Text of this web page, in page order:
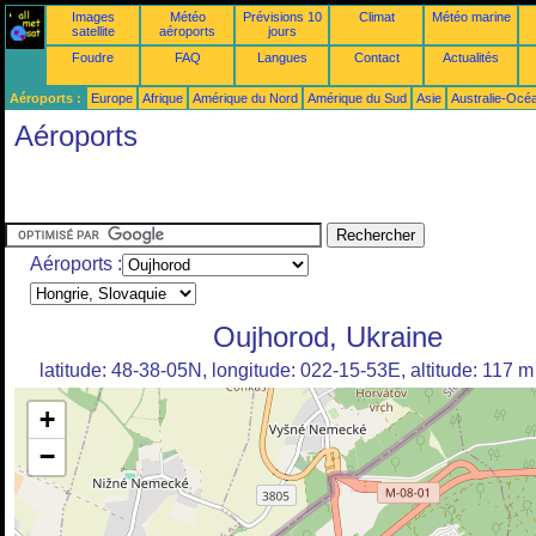
Images
satellite
Météo
aéroports
Prévisions 10
jours
Climat Météo marine
Foudre FAQ Langues Contact Actualités
Aéroports : Europe Afrique Amérique du Nord Amérique du Sud Asie Australie-
Aéroports
Aéroports :
Oujhorod, Ukraine
latitude: 48-38-05N, longitude: 022-15-53E, altitude: 117 m
+
−